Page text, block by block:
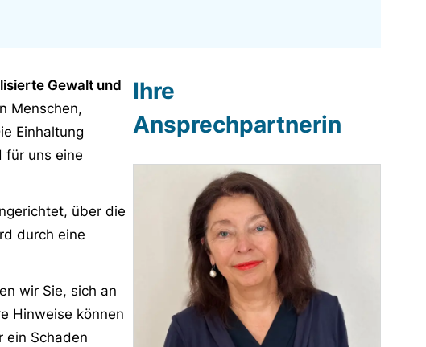
Gewalt und
Menschen,
Einhaltung
für uns eine
über die
durch eine
wir Sie, sich an
Hinweise können
ein Schaden
Ihre
Ansprechpartnerin